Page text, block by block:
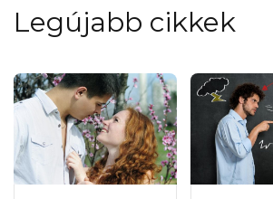
Legújabb cikkek